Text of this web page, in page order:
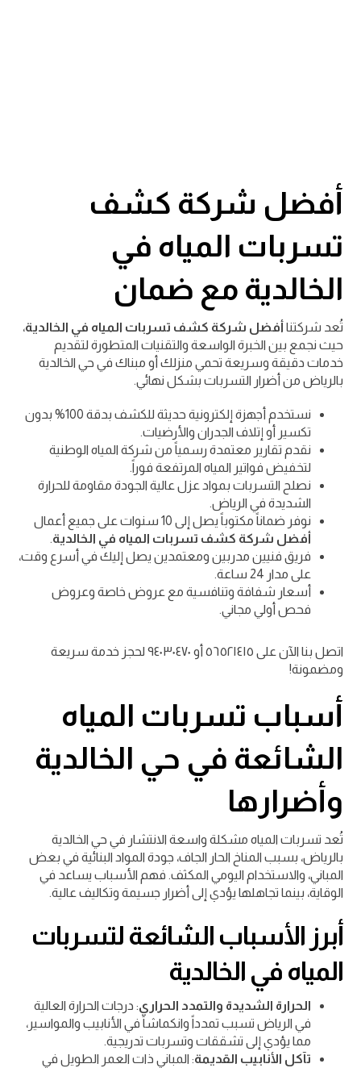
أفضل شركة كشف
تسربات المياه في
الخالدية مع ضمان
تُعد شركتنا أفضل شركة كشف تسربات المياه في الخالدية،
حيث نجمع بين الخبرة الواسعة والتقنيات المتطورة لتقديم
خدمات دقيقة وسريعة تحمي منزلك أو مبناك في حي الخالدية
بالرياض من أضرار التسربات بشكل نهائي.
نستخدم أجهزة إلكترونية حديثة للكشف بدقة 100% بدون
تكسير أو إتلاف الجدران والأرضيات.
نقدم تقارير معتمدة رسمياً من شركة المياه الوطنية
لتخفيض فواتير المياه المرتفعة فوراً.
نصلح التسربات بمواد عزل عالية الجودة مقاومة للحرارة
الشديدة في الرياض.
نوفر ضماناً مكتوباً يصل إلى 10 سنوات على جميع أعمال
أفضل شركة كشف تسربات المياه في الخالدية.
فريق فنيين مدربين ومعتمدين يصل إليك في أسرع وقت،
على مدار 24 ساعة.
أسعار شفافة وتنافسية مع عروض خاصة وعروض
فحص أولي مجاني.
اتصل بنا الآن على ٥٦٥٢١٤١٥ أو ٩٤٠٣٠٤٧٠ لحجز خدمة سريعة
ومضمونة!
أسباب تسربات المياه
الشائعة في حي الخالدية
وأضرارها
تُعد تسربات المياه مشكلة واسعة الانتشار في حي الخالدية
بالرياض، بسبب المناخ الحار الجاف، جودة المواد البنائية في بعض
المباني، والاستخدام اليومي المكثف. فهم الأسباب يساعد في
الوقاية، بينما تجاهلها يؤدي إلى أضرار جسيمة وتكاليف عالية.
أبرز الأسباب الشائعة لتسربات
المياه في الخالدية
الحرارة الشديدة والتمدد الحراري: درجات الحرارة العالية
في الرياض تسبب تمدداً وانكماشاً في الأنابيب والمواسير،
مما يؤدي إلى تشققات وتسربات تدريجية.
تآكل الأنابيب القديمة: المباني ذات العمر الطويل في